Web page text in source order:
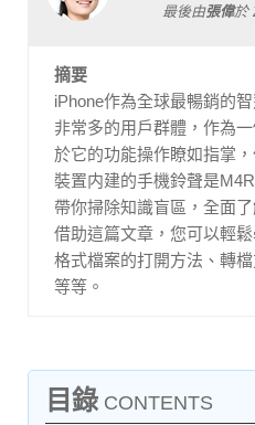
最後由張偉於
摘要
iPhone作為全球最暢銷的
非常多的用戶群體，作為
於它的功能操作瞭如指掌
裝置内建的手機鈴聲是
帶你掃除知識盲區，全面
借助這篇文章，您可以輕
格式檔案的打開方法、轉
等等。
目錄 CONTENTS